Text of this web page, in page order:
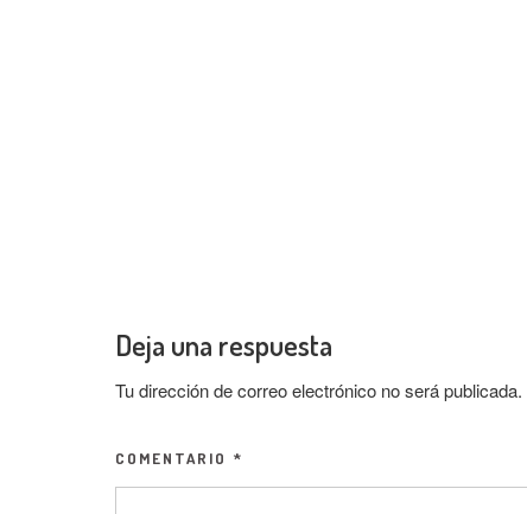
Deja una respuesta
Tu dirección de correo electrónico no será publicada.
COMENTARIO *